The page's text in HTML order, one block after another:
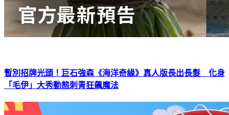
暫別招牌光頭！巨石強森《海洋奇緣》真人版長出長髮 化身
「毛伊」大秀動態刺青狂飆魔法